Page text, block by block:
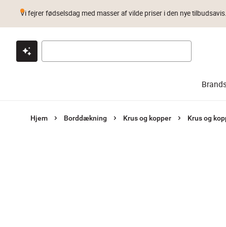
Klik & hent Byt i 1 år Prismatch
Vi fejrer fødselsdag med masser af vilde priser i den nye
Hjem Borddækning Krus og kopper Krus og